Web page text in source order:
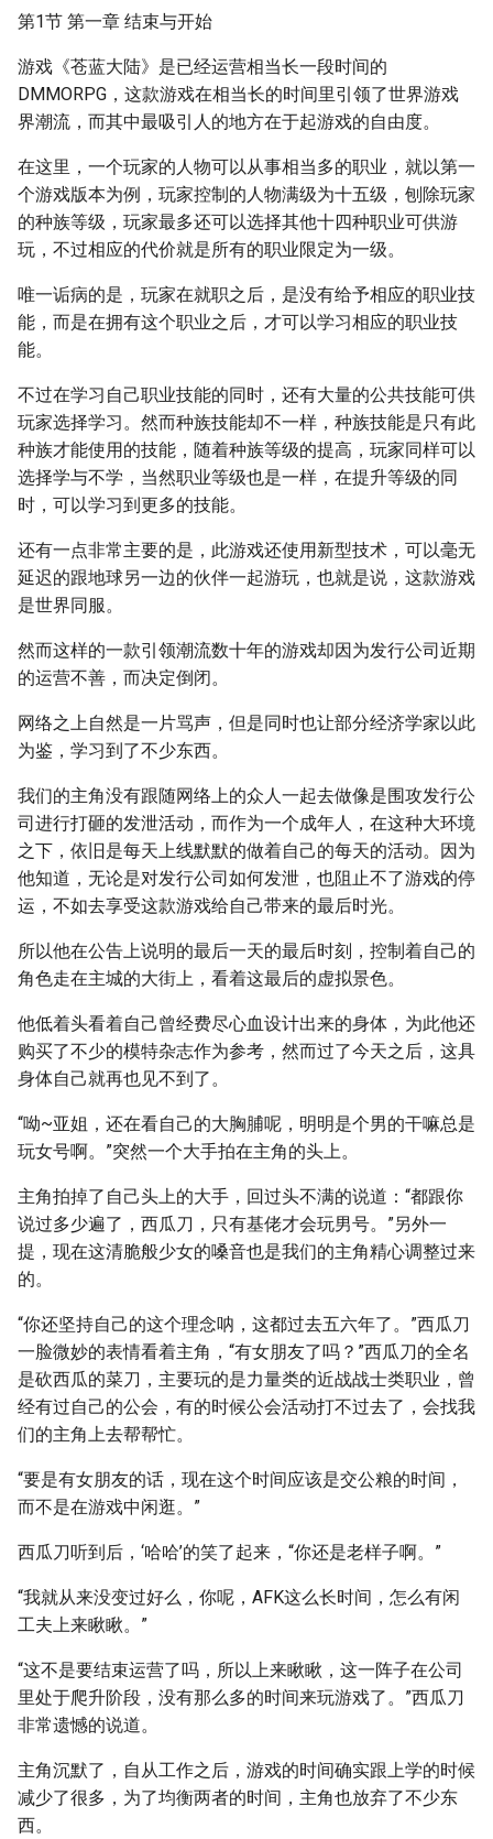
第1节 第一章 结束与开始
游戏《苍蓝大陆》是已经运营相当长一段时间的
DMMORPG，这款游戏在相当长的时间里引领了世界游戏
界潮流，而其中最吸引人的地方在于起游戏的自由度。
在这里，一个玩家的人物可以从事相当多的职业，就以第一
个游戏版本为例，玩家控制的人物满级为十五级，刨除玩家
的种族等级，玩家最多还可以选择其他十四种职业可供游
玩，不过相应的代价就是所有的职业限定为一级。
唯一诟病的是，玩家在就职之后，是没有给予相应的职业技
能，而是在拥有这个职业之后，才可以学习相应的职业技
能。
不过在学习自己职业技能的同时，还有大量的公共技能可供
玩家选择学习。然而种族技能却不一样，种族技能是只有此
种族才能使用的技能，随着种族等级的提高，玩家同样可以
选择学与不学，当然职业等级也是一样，在提升等级的同
时，可以学习到更多的技能。
还有一点非常主要的是，此游戏还使用新型技术，可以毫无
延迟的跟地球另一边的伙伴一起游玩，也就是说，这款游戏
是世界同服。
然而这样的一款引领潮流数十年的游戏却因为发行公司近期
的运营不善，而决定倒闭。
网络之上自然是一片骂声，但是同时也让部分经济学家以此
为鉴，学习到了不少东西。
我们的主角没有跟随网络上的众人一起去做像是围攻发行公
司进行打砸的发泄活动，而作为一个成年人，在这种大环境
之下，依旧是每天上线默默的做着自己的每天的活动。因为
他知道，无论是对发行公司如何发泄，也阻止不了游戏的停
运，不如去享受这款游戏给自己带来的最后时光。
所以他在公告上说明的最后一天的最后时刻，控制着自己的
角色走在主城的大街上，看着这最后的虚拟景色。
他低着头看着自己曾经费尽心血设计出来的身体，为此他还
购买了不少的模特杂志作为参考，然而过了今天之后，这具
身体自己就再也见不到了。
“呦~亚姐，还在看自己的大胸脯呢，明明是个男的干嘛总是
玩女号啊。”突然一个大手拍在主角的头上。
主角拍掉了自己头上的大手，回过头不满的说道：“都跟你
说过多少遍了，西瓜刀，只有基佬才会玩男号。”另外一
提，现在这清脆般少女的嗓音也是我们的主角精心调整过来
的。
“你还坚持自己的这个理念呐，这都过去五六年了。”西瓜刀
一脸微妙的表情看着主角，“有女朋友了吗？”西瓜刀的全名
是砍西瓜的菜刀，主要玩的是力量类的近战战士类职业，曾
经有过自己的公会，有的时候公会活动打不过去了，会找我
们的主角上去帮帮忙。
“要是有女朋友的话，现在这个时间应该是交公粮的时间，
而不是在游戏中闲逛。”
西瓜刀听到后，‘哈哈’的笑了起来，“你还是老样子啊。”
“我就从来没变过好么，你呢，AFK这么长时间，怎么有闲
工夫上来瞅瞅。”
“这不是要结束运营了吗，所以上来瞅瞅，这一阵子在公司
里处于爬升阶段，没有那么多的时间来玩游戏了。”西瓜刀
非常遗憾的说道。
主角沉默了，自从工作之后，游戏的时间确实跟上学的时候
减少了很多，为了均衡两者的时间，主角也放弃了不少东
西。